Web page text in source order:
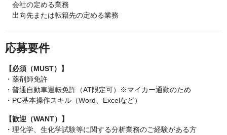
会社の定める業務
出向先または転籍先の定める業務
応募要件
【必須（MUST）】
・薬剤師免許
・普通自動車運転免許（AT限定可）※マイカー通勤のため
・PC基本操作スキル（Word、Excelなど）
【歓迎（WANT）】
・理化学、生化学試験等に関する分析業務のご経験がある方